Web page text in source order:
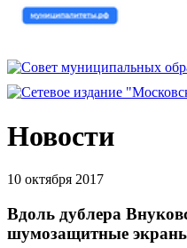
Новости
10 октября 2017
Вдоль дублера
шумозащитные